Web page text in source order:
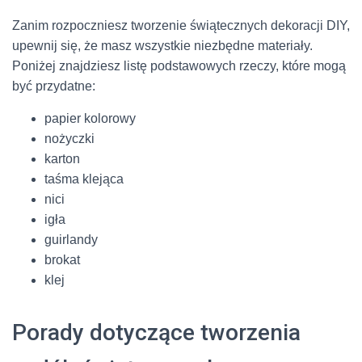
Zanim rozpoczniesz tworzenie świątecznych dekoracji DIY,
upewnij się, że masz wszystkie niezbędne materiały.
Poniżej znajdziesz listę podstawowych rzeczy, które mogą
być przydatne:
papier kolorowy
nożyczki
karton
taśma klejąca
nici
igła
guirlandy
brokat
klej
Porady dotyczące tworzenia